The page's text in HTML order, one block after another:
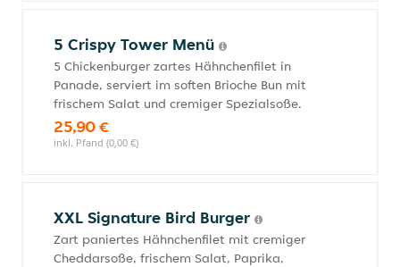
5 Crispy Tower Menü
5 Chickenburger zartes Hähnchenfilet in
Panade, serviert im soften Brioche Bun mit
frischem Salat und cremiger Spezialsoße.
25,90 €
inkl. Pfand (0,00 €)
XXL Signature Bird Burger
Zart paniertes Hähnchenfilet mit cremiger
Cheddarsoße, frischem Salat, Paprika,